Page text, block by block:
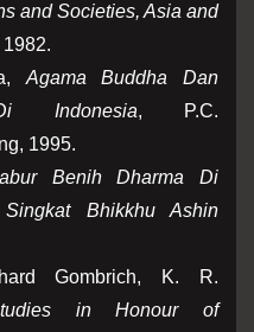
and Societies, Asia and
Agama Buddha Dan
Indonesia, P.C.
1995.
Benih Dharma Di
Bhikkhu Ashin
Gombrich, K. R.
in Honour of